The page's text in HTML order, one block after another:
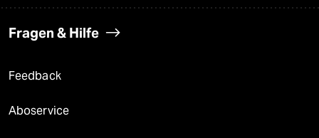
Fragen & Hilfe
Feedback
Aboservice